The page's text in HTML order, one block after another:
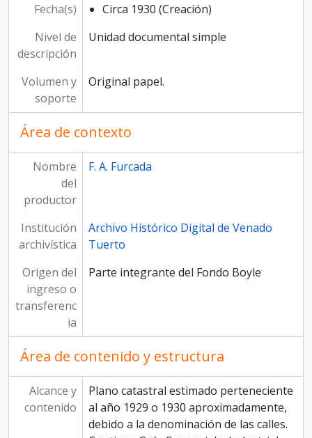
Fecha(s)
Circa 1930 (Creación)
Nivel de
descripción
Unidad documental simple
Volumen y
soporte
Original papel.
Área de contexto
Nombre
del
productor
F. A. Furcada
Institución
archivística
Archivo Histórico Digital de Venado
Tuerto
Origen del
ingreso o
transferenc
ia
Parte integrante del Fondo Boyle
Área de contenido y estructura
Alcance y
contenido
Plano catastral estimado perteneciente
al año 1929 o 1930 aproximadamente,
debido a la denominación de las calles.